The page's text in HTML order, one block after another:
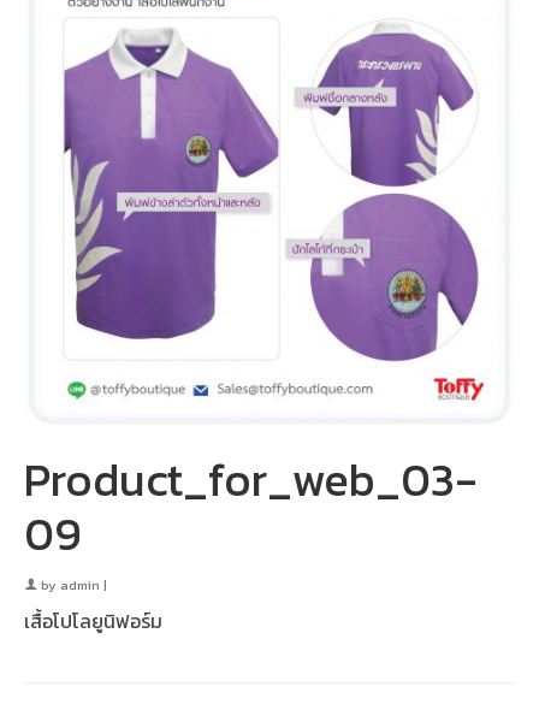
Product_for_web_03-
09
by admin |
เสื้อโปโลยูนิฟอร์ม